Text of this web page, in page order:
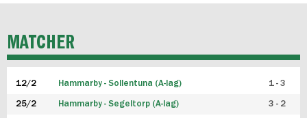
P19
F19
MATCHER
12/2 Hammarby - Sollentuna (A-lag) 1 - 3
25/2 Hammarby - Segeltorp (A-lag) 3 - 2